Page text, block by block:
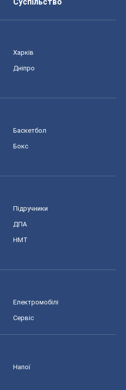
Харків
Дніпро
Баскетбол
Бокс
Підручники
ДПА
НМТ
Електромобілі
Сервіс
Напої